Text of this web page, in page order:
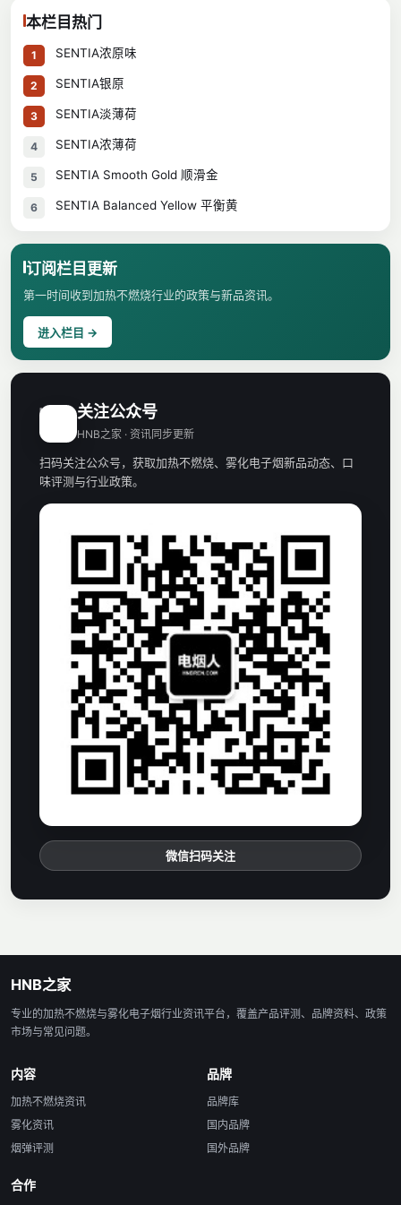
本栏目热门
1 SENTIA浓原味
2 SENTIA银原
3 SENTIA淡薄荷
4 SENTIA浓薄荷
5 SENTIA Smooth Gold 顺滑金
6 SENTIA Balanced Yellow 平衡黄
订阅栏目更新
第一时间收到加热不燃烧行业的政策与新品资讯。
进入栏目 →
H 关注公众号
HNB之家 · 资讯同步更新
扫码关注公众号，获取加热不燃烧、雾化电子烟新品动态、口
味评测与行业政策。
微信扫码关注
HNB之家
专业的加热不燃烧与雾化电子烟行业资讯平台，覆盖产品评测、品牌资料、政策
市场与常见问题。
内容
加热不燃烧资讯
雾化资讯
烟弹评测
品牌
品牌库
国内品牌
国外品牌
合作